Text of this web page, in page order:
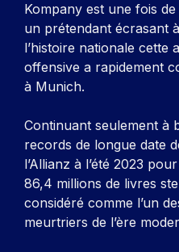
Kompany est une fois
un prétendant écrasant
l’histoire nationale cette
offensive a rapidement
à Munich.
Continuant seulement à
records de longue date
l’Allianz à l’été 2023
86,4 millions de livres
considéré comme l’un
meurtriers de l’ère